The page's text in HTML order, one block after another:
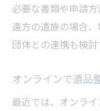
必要な書類や申請
遠方の遺族の場合
団体との連携も検討
オンラインで遺品
最近では、オンラ